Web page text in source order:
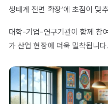
생태계 전면 확장’에 초점이 맞
대학-기업-연구기관이 함께 참
가 산업 현장에 더욱 밀착됩니다.